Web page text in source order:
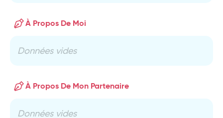
À Propos De Moi
Données vides
À Propos De Mon Partenaire
Données vides